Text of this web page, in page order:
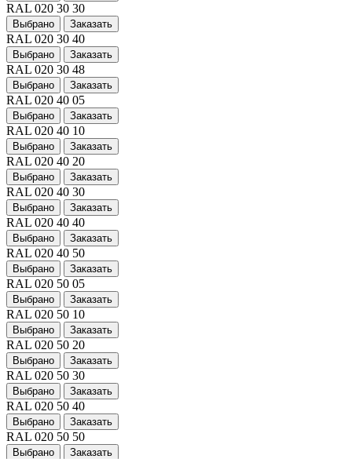
RAL 020 30 30
Выбрано Заказать
RAL 020 30 40
Выбрано Заказать
RAL 020 30 48
Выбрано Заказать
RAL 020 40 05
Выбрано Заказать
RAL 020 40 10
Выбрано Заказать
RAL 020 40 20
Выбрано Заказать
RAL 020 40 30
Выбрано Заказать
RAL 020 40 40
Выбрано Заказать
RAL 020 40 50
Выбрано Заказать
RAL 020 50 05
Выбрано Заказать
RAL 020 50 10
Выбрано Заказать
RAL 020 50 20
Выбрано Заказать
RAL 020 50 30
Выбрано Заказать
RAL 020 50 40
Выбрано Заказать
RAL 020 50 50
Выбрано Заказать